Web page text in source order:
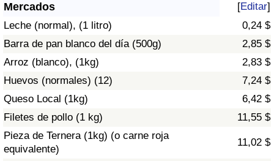
Mercados [Editar]
Leche (normal), (1 litro)
0,24 $
Barra de pan blanco del día (500g)
2,85 $
Arroz (blanco), (1kg)
2,83 $
Huevos (normales) (12)
7,24 $
Queso Local (1kg)
6,42 $
Filetes de pollo (1 kg)
11,55 $
Pieza de Ternera (1kg) (o carne roja
equivalente)
11,02 $
Sanidad
Índice de Sanidad (Actual)
Índice de Sanidad
Índice de Sanidad por País
Contaminación